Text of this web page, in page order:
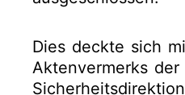
Dies deckte sich
Aktenvermerks der